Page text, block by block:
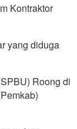
Kontraktor
yang diduga
Roong di